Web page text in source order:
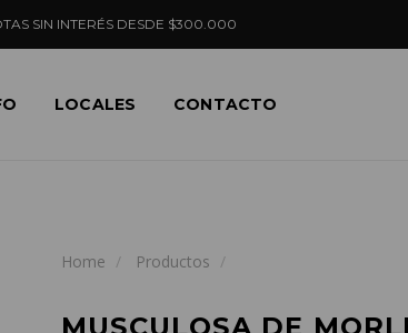
SIN INTERÉS DESDE $300.000
LOCALES CONTACTO
Home Productos